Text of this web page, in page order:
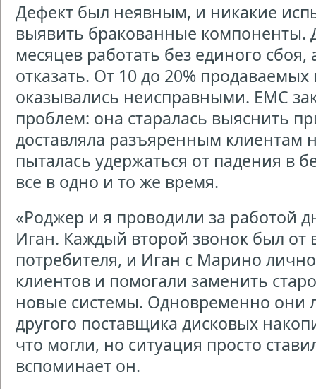
Дефект был неявным, и никакие
выявить бракованные компоненты.
месяцев работать без единого
отказать. От 10 до 20%
оказывались неисправными. ЕМС
проблем: она старалась выяснить
доставляла разъяренным клиентам
пыталась удержаться от падения в
все в одно и то же время.
«Роджер и я проводили за работой
Иган. Каждый второй звонок был от
потребителя, и Иган с Марино
клиентов и помогали заменить
новые системы. Одновременно они
другого поставщика дисковых
что могли, но ситуация просто
вспоминает он.